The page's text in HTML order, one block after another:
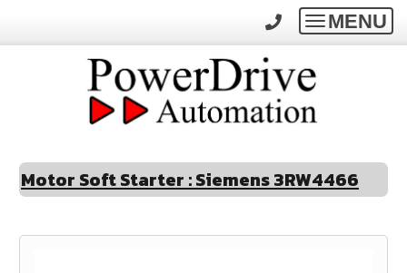
Toggle
MENU
Motor Soft Starter : Siemens 3RW4466